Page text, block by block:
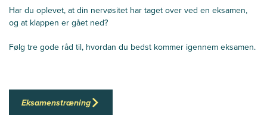
Har du oplevet, at din nervøsitet har taget over ved en eksamen,
og at klappen er gået ned?
Følg tre gode råd til, hvordan du bedst kommer igennem eksamen.
Eksamenstræning